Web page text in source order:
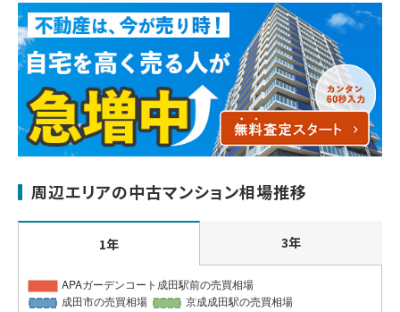
周辺エリアの中古マンション相場推移
1年 3年